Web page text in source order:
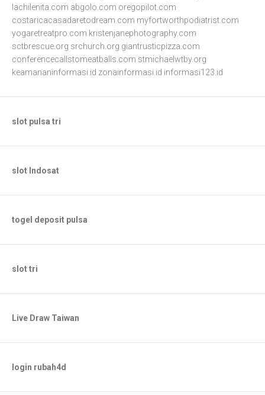
lachilenita.com abgolo.com oregopilot.com
costaricacasadaretodream.com myfortworthpodiatrist.com
yogaretreatpro.com kristenjanephotography.com
sctbrescue.org srchurch.org giantrusticpizza.com
conferencecallstomeatballs.com stmichaelwtby.org
keamananinformasi.id zonainformasi.id informasi123.id
slot pulsa tri
slot Indosat
togel deposit pulsa
slot tri
Live Draw Taiwan
login rubah4d